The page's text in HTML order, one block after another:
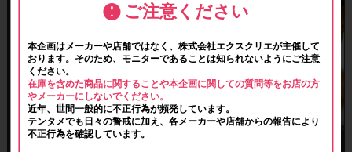
ご注意ください
本企画はメーカーや店舗ではなく、株式会社エクスクリエが主催して
おります。そのため、モニターであることは知られないようにご注意
ください。
在庫を含めた商品に関することや本企画に関しての質問等をお店の方
やメーカーにしないでください。
近年、世間一般的に不正行為が頻発しています。
テンタメでも日々の警戒に加え、各メーカーや店舗からの報告により
不正行為を確認しています。